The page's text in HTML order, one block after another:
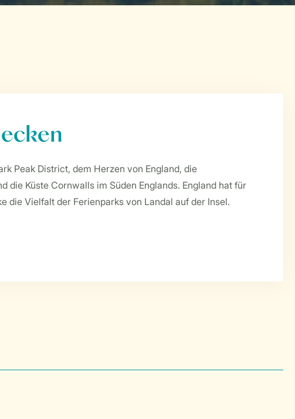
Peak District, dem Herzen von England, die
die Küste Cornwalls im Süden Englands. England hat für
die Vielfalt der Ferienparks von Landal auf der Insel.